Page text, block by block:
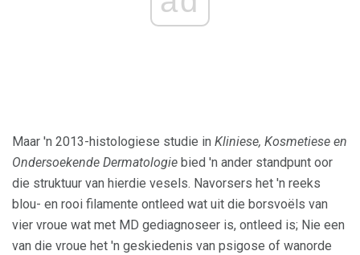
Maar 'n 2013-histologiese studie in Kliniese, Kosmetiese en
Ondersoekende Dermatologie bied 'n ander standpunt oor
die struktuur van hierdie vesels. Navorsers het 'n reeks
blou- en rooi filamente ontleed wat uit die borsvoëls van
vier vroue wat met MD gediagnoseer is, ontleed is; Nie een
van die vroue het 'n geskiedenis van psigose of wanorde